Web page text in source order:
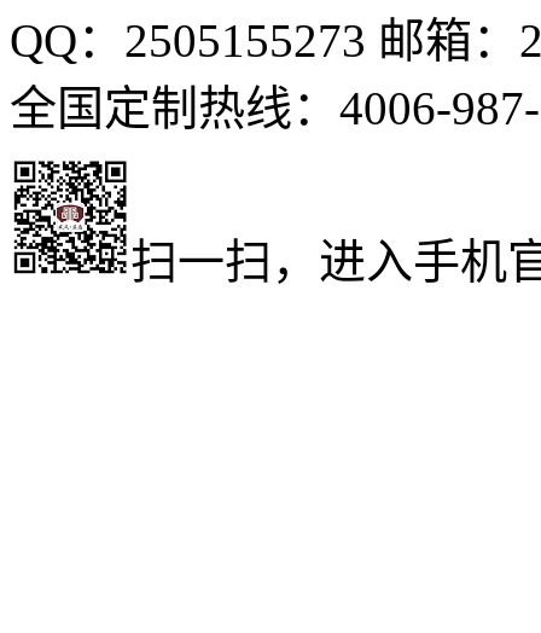
QQ：2505155273 邮箱：
全国定制热线：4006-
扫一扫，进入手机